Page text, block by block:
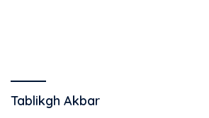
Tablikgh Akbar